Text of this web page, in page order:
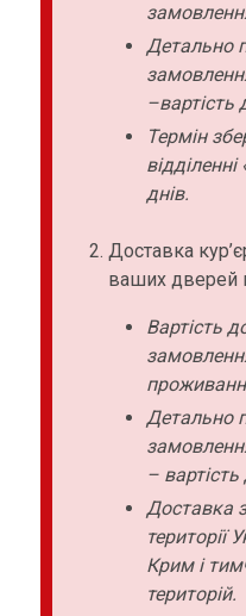
Детально
–вартість
Термін
днів.
Доставка
ваших дверей
Вартість
Детально
–
Доставка
території
Крим і
територій.